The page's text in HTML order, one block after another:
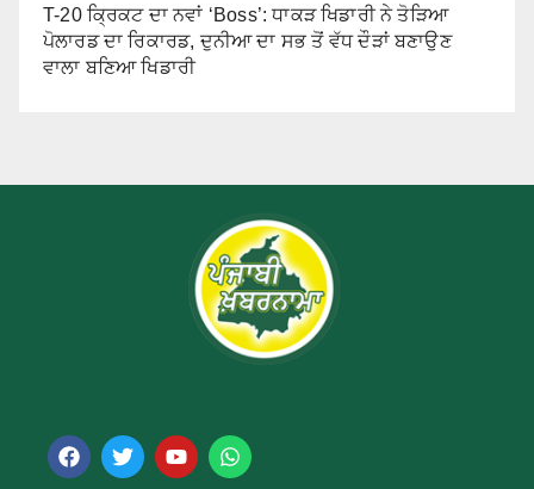
T-20 ਕ੍ਰਿਕਟ ਦਾ ਨਵਾਂ ‘Boss’: ਧਾਕੜ ਖਿਡਾਰੀ ਨੇ ਤੋੜਿਆ
ਪੋਲਾਰਡ ਦਾ ਰਿਕਾਰਡ, ਦੁਨੀਆ ਦਾ ਸਭ ਤੋਂ ਵੱਧ ਦੌੜਾਂ ਬਣਾਉਣ
ਵਾਲਾ ਬਣਿਆ ਖਿਡਾਰੀ